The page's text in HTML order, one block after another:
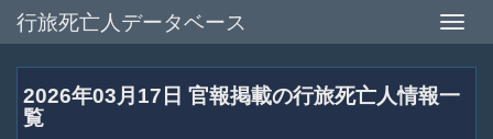
Toggle
行旅死亡人データベース
2026年03月17日 官報掲載の行旅死亡人情報一
覧